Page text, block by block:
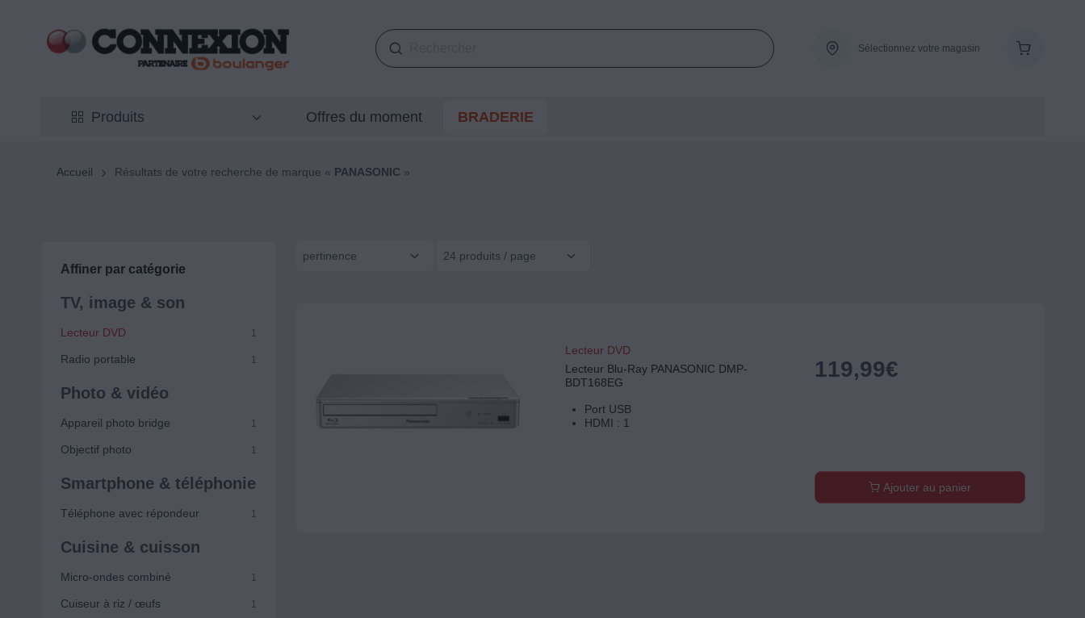
Sélectionnez votre magasin
Produits Offres du moment BRADERIE
Accueil Résultats de votre recherche de marque « PANASONIC »
Affiner par catégorie
TV, image & son
Lecteur DVD 1
Radio portable 1
Photo & vidéo
Appareil photo bridge 1
Objectif photo 1
Smartphone & téléphonie
Téléphone avec répondeur 1
Cuisine & cuisson
Micro-ondes combiné 1
Cuiseur à riz / œufs 1
pertinence 24 produits / page
Lecteur DVD
Lecteur Blu-Ray PANASONIC DMP-
BDT168EG
Port USB
HDMI : 1
119,99€
Ajouter au panier